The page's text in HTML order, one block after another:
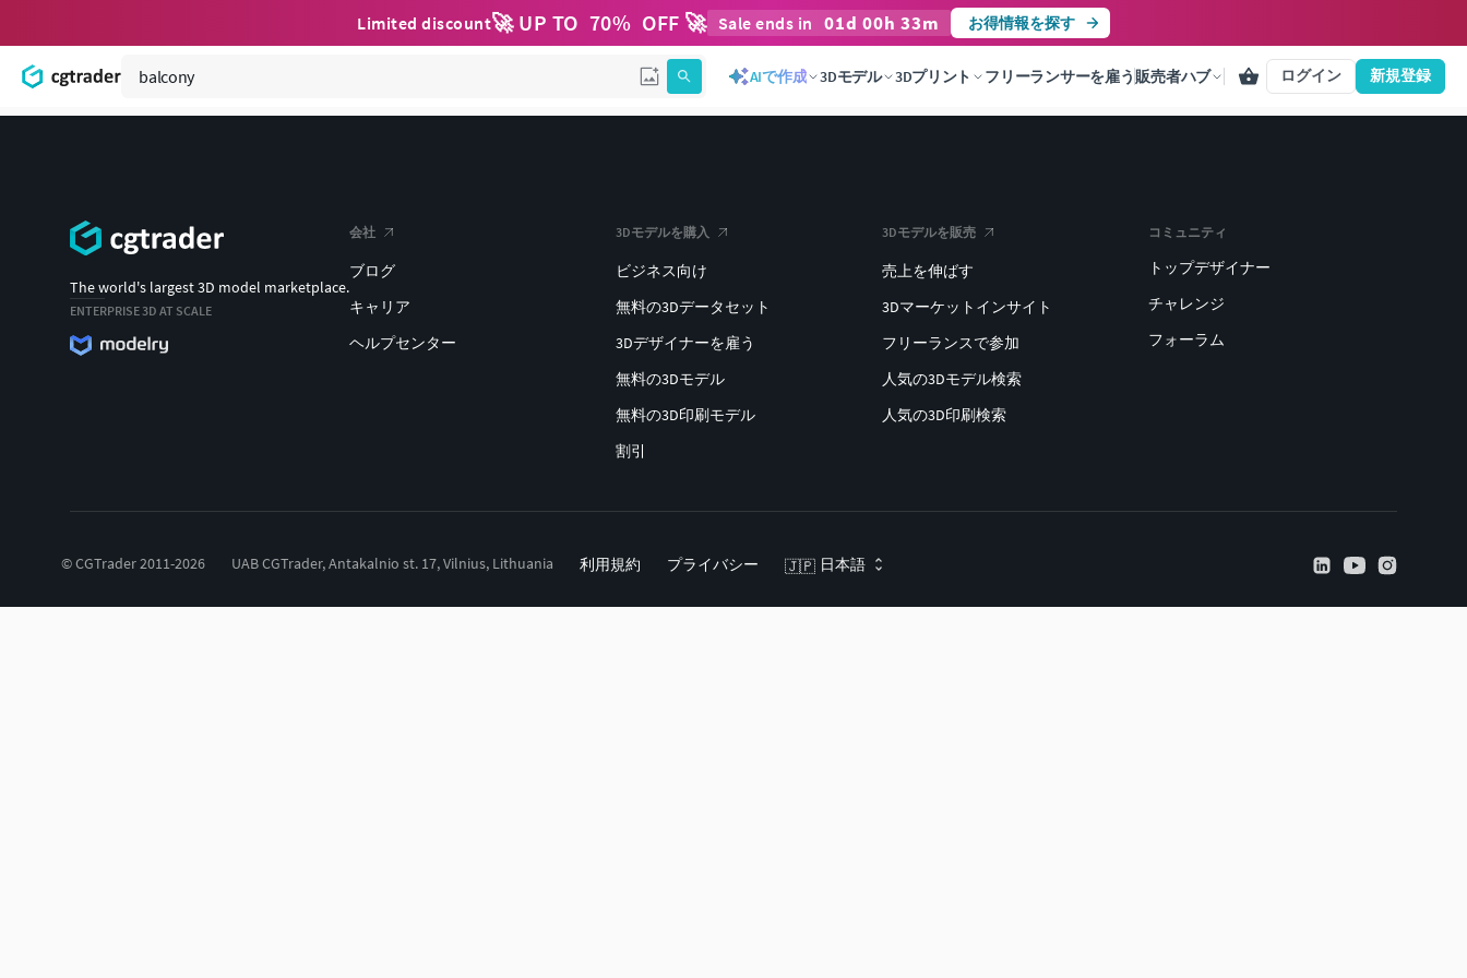
Limited discount🚀 UP TO 70% OFF 🚀 Sale ends in 01d 00h 33m お得情報を探す
AIで作成 3Dモデル 3Dプリント フリーランサーを雇う販売者ハブ ログイン 新規登録
The world's largest 3D model marketplace.
ENTERPRISE 3D AT SCALE
会社
ブログ
キャリア
ヘルプセンター
3Dモデルを購入
ビジネス向け
無料の3Dデータセット
3Dデザイナーを雇う
無料の3Dモデル
無料の3D印刷モデル
割引
3Dモデルを販売
売上を伸ばす
3Dマーケットインサイト
フリーランスで参加
人気の3Dモデル検索
人気の3D印刷検索
コミュニティ
トップデザイナー
チャレンジ
フォーラム
© CGTrader 2011-2026 UAB CGTrader, Antakalnio st. 17, Vilnius, Lithuania 利用規約 プライバシー 🇯🇵 日本語